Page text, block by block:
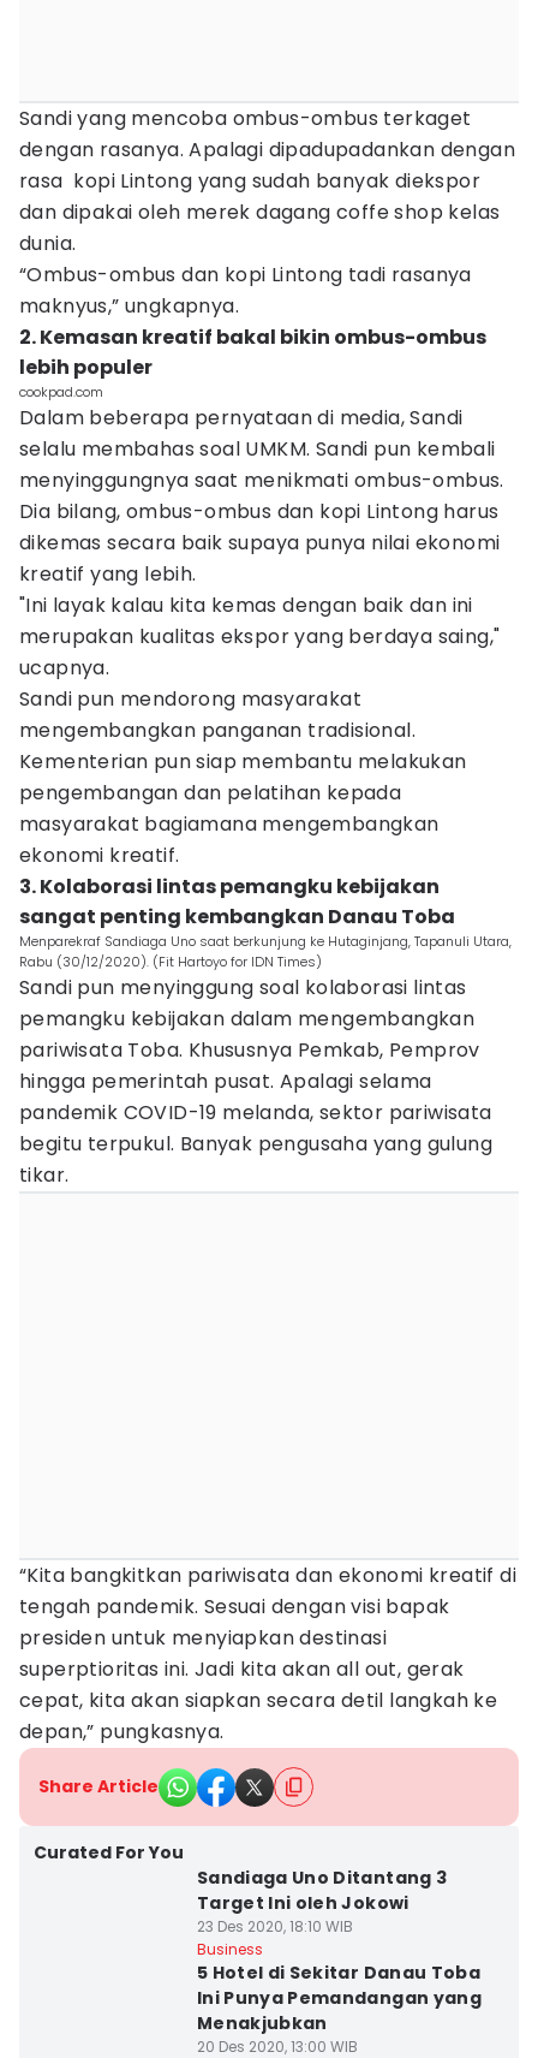
Sandi yang mencoba ombus-ombus terkaget
dengan rasanya. Apalagi dipadupadankan dengan
rasa kopi Lintong yang sudah banyak diekspor
dan dipakai oleh merek dagang coffe shop kelas
dunia.
“Ombus-ombus dan kopi Lintong tadi rasanya
maknyus,” ungkapnya.
2. Kemasan kreatif bakal bikin ombus-ombus
lebih populer
cookpad.com
Dalam beberapa pernyataan di media, Sandi
selalu membahas soal UMKM. Sandi pun kembali
menyinggungnya saat menikmati ombus-ombus.
Dia bilang, ombus-ombus dan kopi Lintong harus
dikemas secara baik supaya punya nilai ekonomi
kreatif yang lebih.
"Ini layak kalau kita kemas dengan baik dan ini
merupakan kualitas ekspor yang berdaya saing,"
ucapnya.
Sandi pun mendorong masyarakat
mengembangkan panganan tradisional.
Kementerian pun siap membantu melakukan
pengembangan dan pelatihan kepada
masyarakat bagiamana mengembangkan
ekonomi kreatif.
3. Kolaborasi lintas pemangku kebijakan
sangat penting kembangkan Danau Toba
Menparekraf Sandiaga Uno saat berkunjung ke Hutaginjang, Tapanuli Utara,
Rabu (30/12/2020). (Fit Hartoyo for IDN Times)
Sandi pun menyinggung soal kolaborasi lintas
pemangku kebijakan dalam mengembangkan
pariwisata Toba. Khususnya Pemkab, Pemprov
hingga pemerintah pusat. Apalagi selama
pandemik COVID-19 melanda, sektor pariwisata
begitu terpukul. Banyak pengusaha yang gulung
tikar.
“Kita bangkitkan pariwisata dan ekonomi kreatif di
tengah pandemik. Sesuai dengan visi bapak
presiden untuk menyiapkan destinasi
superptioritas ini. Jadi kita akan all out, gerak
cepat, kita akan siapkan secara detil langkah ke
depan,” pungkasnya.
Share Article
Curated For You
Sandiaga Uno Ditantang 3
Target Ini oleh Jokowi
23 Des 2020, 18:10 WIB
Business
5 Hotel di Sekitar Danau Toba
Ini Punya Pemandangan yang
Menakjubkan
20 Des 2020, 13:00 WIB